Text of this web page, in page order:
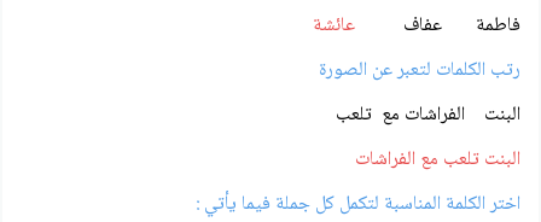
فاطمة عفاف عائشة
رتب الكلمات لتعبر عن الصورة
البنت الفراشات مع تلعب
البنت تلعب مع الفراشات
اختر الكلمة المناسبة لتكمل كل جملة فيما يأتي :